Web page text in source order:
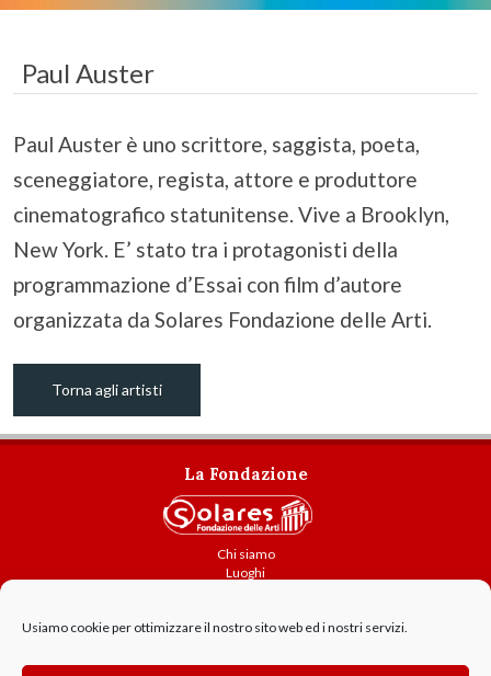
Usiamo cookie per ottimizzare il nostro sito web ed i nostri servizi.
Paul Auster
Paul Auster è uno scrittore, saggista, poeta,
sceneggiatore, regista, attore e produttore
cinematografico statunitense. Vive a Brooklyn,
New York. E’ stato tra i protagonisti della
programmazione d’Essai con film d’autore
organizzata da Solares Fondazione delle Arti.
Torna agli artisti
La Fondazione
Chi siamo
Luoghi
Contatti